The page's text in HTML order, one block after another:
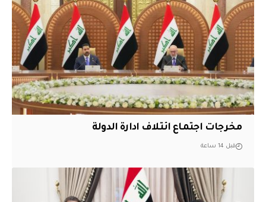
مخرجات اجتماع ائتلاف ادارة الدولة
قبل 14 ساعة